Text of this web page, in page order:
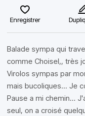
Enregistrer
Balade sympa qui
comme Choisel,, très
Virolos sympas par
mais bucoliques... Je
Pause a mi chemin...
seul, on a croisé